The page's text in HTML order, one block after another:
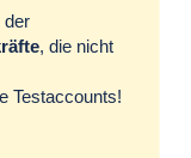
der
, die nicht
Testaccounts!